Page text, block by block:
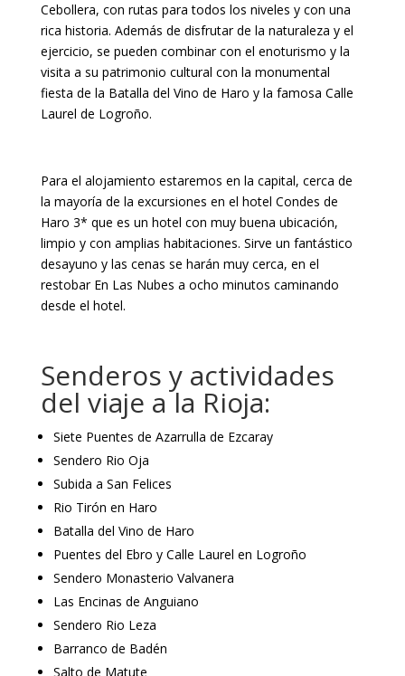
Cebollera, con rutas para todos los niveles y con una
rica historia. Además de disfrutar de la naturaleza y el
ejercicio, se pueden combinar con el enoturismo y la
visita a su patrimonio cultural con la monumental
fiesta de la Batalla del Vino de Haro y la famosa Calle
Laurel de Logroño.
Para el alojamiento estaremos en la capital, cerca de
la mayoría de la excursiones en el hotel Condes de
Haro 3* que es un hotel con muy buena ubicación,
limpio y con amplias habitaciones. Sirve un fantástico
desayuno y las cenas se harán muy cerca, en el
restobar En Las Nubes a ocho minutos caminando
desde el hotel.
Senderos y actividades
del viaje a la Rioja:
Siete Puentes de Azarrulla de Ezcaray
Sendero Rio Oja
Subida a San Felices
Rio Tirón en Haro
Batalla del Vino de Haro
Puentes del Ebro y Calle Laurel en Logroño
Sendero Monasterio Valvanera
Las Encinas de Anguiano
Sendero Rio Leza
Barranco de Badén
Salto de Matute